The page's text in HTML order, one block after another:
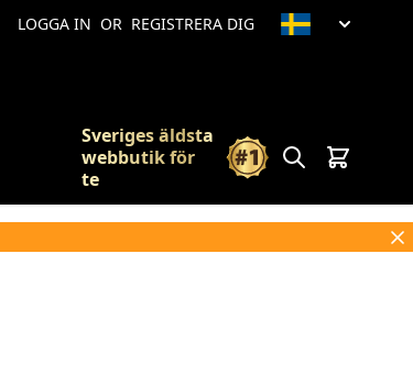
LOGGA IN OR REGISTRERA DIG
Sveriges äldsta
webbutik för
te
Sök Vagn